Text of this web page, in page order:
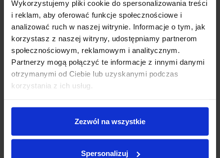
Wykorzystujemy pliki cookie do spersonalizowania treści
i reklam, aby oferować funkcje społecznościowe i
analizować ruch w naszej witrynie. Informacje o tym, jak
korzystasz z naszej witryny, udostępniamy partnerom
społecznościowym, reklamowym i analitycznym.
Partnerzy mogą połączyć te informacje z innymi danymi
otrzymanymi od Ciebie lub uzyskanymi podczas
korzystania z ich usług.
Zezwól na wszystkie
Spersonalizuj
Do koszyka Do koszyka